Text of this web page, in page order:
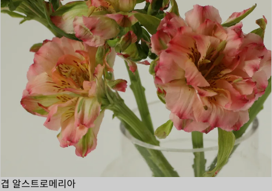
겹 알스트로메리아